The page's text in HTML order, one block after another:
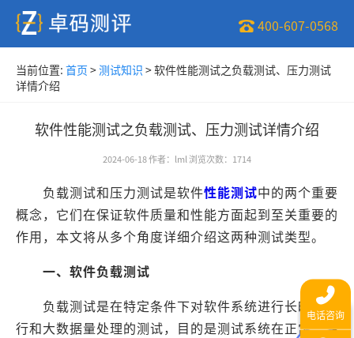
400-607-0568
当前位置: 首页 >测试知识 >软件性能测试之负载测试、压力测试
详情介绍
软件性能测试之负载测试、压力测试详情介绍
2024-06-18作者： lml 浏览次数： 1714
负载测试和压力测试是软件性能测试中的两个重要
概念，它们在保证软件质量和性能方面起到至关重要的
作用，本文将从多个角度详细介绍这两种测试类型。
一、软件负载测试
负载测试是在特定条件下对软件系统进行长时间运
行和大数据量处理的测试，目的是测试系统在正常条件